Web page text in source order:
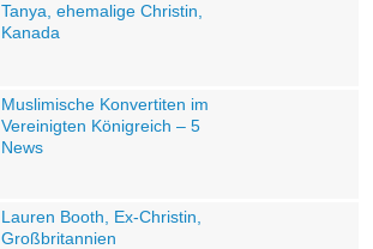
Tanya, ehemalige Christin,
Kanada
Muslimische Konvertiten im
Vereinigten Königreich – 5
News
Lauren Booth, Ex-Christin,
Großbritannien